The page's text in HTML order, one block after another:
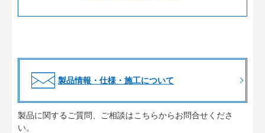
製品情報・仕様・施工について
製品に関するご質問、ご相談はこちらからお問合せくださ
い。